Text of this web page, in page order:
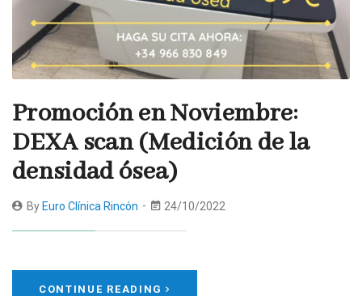
Promoción en Noviembre:
DEXA scan (Medición de la
densidad ósea)
By Euro Clínica Rincón 24/10/2022
CONTINUE READING